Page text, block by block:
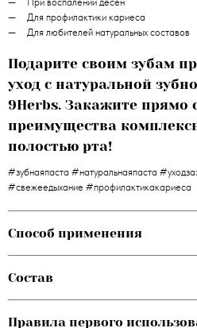
Для профилактики кариеса
Для любителей натуральных составов
Подарите своим зубам
уход с натуральной
9Herbs. Закажите прямо
преимущества
полостью рта!
#зубнаяпаста #натуральнаяпаста
#свежеедыхание #профилактикакариеса
Способ применения
Состав
Правила первого